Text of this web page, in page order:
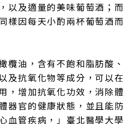
以及適量的美味葡萄酒；而
樣因每天小酌兩杯葡萄酒而
欖油，含有不飽和脂肪酸、
及抗氧化物等成分，可以在
，增加抗氧化功效，消除體
器官的健康狀態，並且能防
血管疾病，」臺北醫學大學